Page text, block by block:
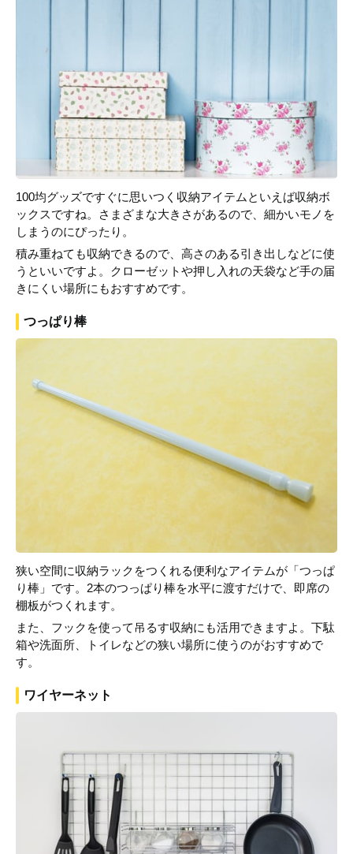
100均グッズですぐに思いつく収納アイテムといえば収納ボ
ックスですね。さまざまな大きさがあるので、細かいモノを
しまうのにぴったり。
積み重ねても収納できるので、高さのある引き出しなどに使
うといいですよ。クローゼットや押し入れの天袋など手の届
きにくい場所にもおすすめです。
つっぱり棒
狭い空間に収納ラックをつくれる便利なアイテムが「つっぱ
り棒」です。2本のつっぱり棒を水平に渡すだけで、即席の
棚板がつくれます。
また、フックを使って吊るす収納にも活用できますよ。下駄
箱や洗面所、トイレなどの狭い場所に使うのがおすすめで
す。
ワイヤーネット